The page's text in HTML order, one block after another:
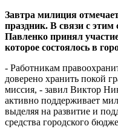
Завтра милиция
праздник. В связи с
Павленко принял
которое состоялось в
- Работникам
доверено хранить покой
миссия, - завил Виктор
активно поддерживает
выделяя на развитие и
средства городского